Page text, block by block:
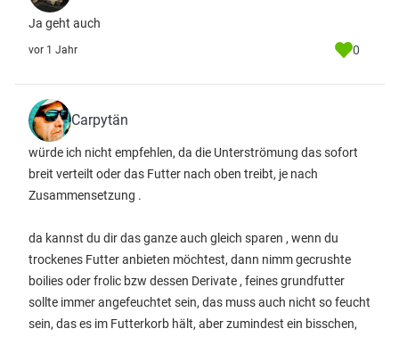
Ja geht auch
vor 1 Jahr 0
Carpytän
würde ich nicht empfehlen, da die Unterströmung das sofort
breit verteilt oder das Futter nach oben treibt, je nach
Zusammensetzung .
da kannst du dir das ganze auch gleich sparen , wenn du
trockenes Futter anbieten möchtest, dann nimm gecrushte
boilies oder frolic bzw dessen Derivate , feines grundfutter
sollte immer angefeuchtet sein, das muss auch nicht so feucht
sein, das es im Futterkorb hält, aber zumindest ein bisschen,